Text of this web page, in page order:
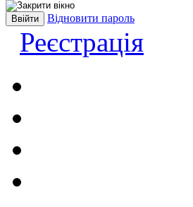
Відновити пароль
Реєстрація